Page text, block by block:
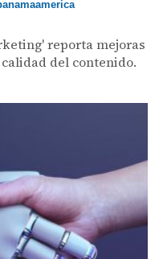
reporta mejoras
del contenido.